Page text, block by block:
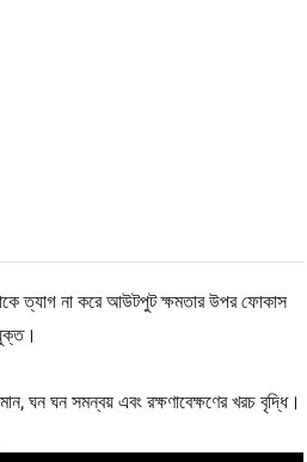
ত্যাগ না করে আউটপুট ক্ষমতার উপর ফোকাস
ঘন ঘন সমন্বয় এবং রক্ষণাবেক্ষণের খরচ বৃদ্ধি।